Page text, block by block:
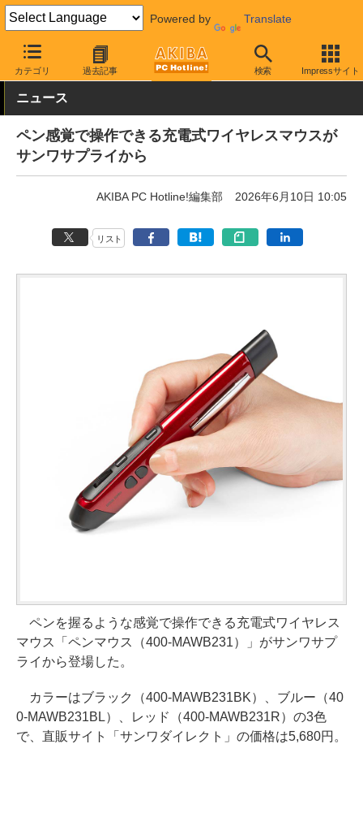
Powered by Translate
カテゴリ 過去記事 検索 Impressサイト
AKIBA PC Hotline! PC周辺機器 マウス ワイヤレスマウス
ニュース
ペン感覚で操作できる充電式ワイヤレスマウスが
サンワサプライから
AKIBA PC Hotline!編集部 2026年6月10日 10:05
リスト
ペンを握るような感覚で操作できる充電式ワイヤレス
マウス「ペンマウス（400-MAWB231）」がサンワサプ
ライから登場した。
カラーはブラック（400-MAWB231BK）、ブルー（40
0-MAWB231BL）、レッド（400-MAWB231R）の3色
で、直販サイト「サンワダイレクト」の価格は5,680円。